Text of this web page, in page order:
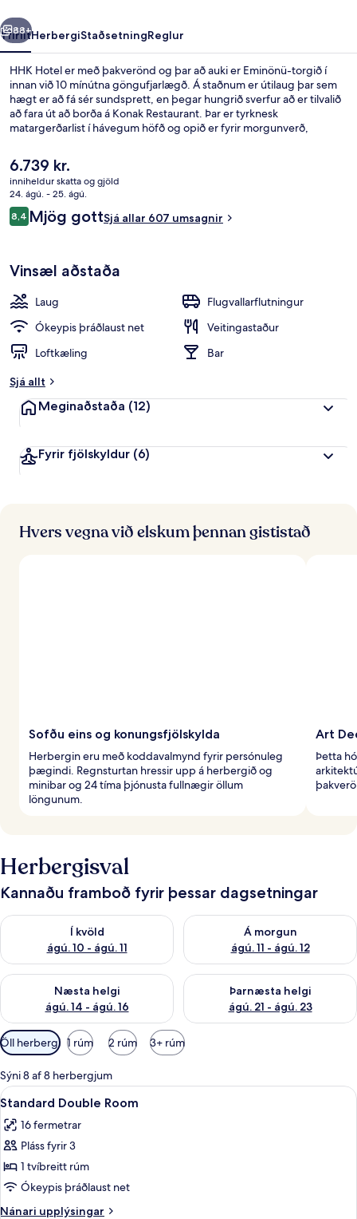
Næsta
88+
YfirlitHerbergiStaðsetningReglur
HHK Hotel er með þakverönd og þar að auki er Eminönü-torgið í
innan við 10 mínútna göngufjarlægð. Á staðnum er útilaug þar sem
hægt er að fá sér sundsprett, en þegar hungrið sverfur að er tilvalið
að fara út að borða á Konak Restaurant. Þar er tyrknesk
matargerðarlist í hávegum höfð og opið er fyrir morgunverð,
hjólaleiga og verönd eru meðal annarra þæginda á þessu hóteli í
skreytistíl (Art Deco). Aðrir gestir hafa sérstaklega sagt að hjálpsamt
starfsfólk sé meðal helstu kosta gististaðarins. Það er ekki langt að
fara til að komast í almenningssamgöngur: Eminonu lestarstöðin er í
11 mínútna göngufjarlægð.
Núverandi
verð
er
6.739 kr.
6.739 kr.
inniheldur skatta og gjöld
24. ágú. - 25. ágú.
Umsagnir
8,48,4 af 10
Mjög gottSjá allar 607 umsagnir
Vinsæl aðstaða
Laug
Flugvallarflutningur
Ókeypis þráðlaust net
Veitingastaður
Loftkæling
Bar
Sjá allt
Meginaðstaða (12)
Fyrir fjölskyldur (6)
Hvers vegna við elskum þennan gististað
Sofðu eins og konungsfjölskylda
Herbergin eru með koddavalmynd fyrir persónuleg
þægindi. Regnsturtan hressir upp á herbergið og
minibar og 24 tíma þjónusta fullnægir öllum
löngunum.
Art
Þetta
Herbergisval
Kannaðu framboð fyrir þessar dagsetningar
Í kvöld
ágú. 10 - ágú. 11
Athuga framboð í kvöld ágú. 10 - ágú. 11
Á morgun
ágú. 11 - ágú. 12
Athuga framboð á morgun
Næsta helgi
ágú. 14 - ágú. 16
Athuga framboð næstu helgi ágú. 14 - ágú. 16
Þarnæsta helgi
ágú. 21 - ágú. 23
Athuga framboð þarnæstu
Síur
í
boði
fyrir
herbergi
Öll herbergi 1 rúm 2 rúm 3+ rúm
Sýni 8 af 8 herbergjum
Skoða
allar
myndir
fyrir
Standard
Double
Room
Standard Double Room | Míníbar,
9
Standard Double Room
16 fermetrar
Pláss fyrir 3
1 tvíbreitt rúm
Ókeypis þráðlaust net
Nánari upplýsingar
Nánari